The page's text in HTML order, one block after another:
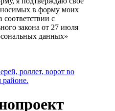
в форму моих
с
закона от 27 июля
данных»